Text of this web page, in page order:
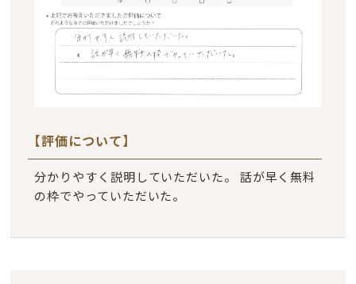
【評価について】
分かりやすく説明していただいた。 話が早く無料
の枠でやっていただいた。